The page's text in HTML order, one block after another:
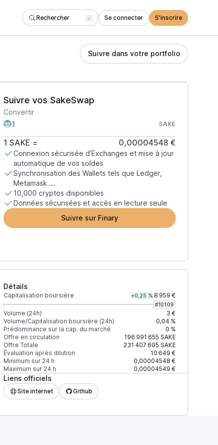
Rechercher / Se connecter S'inscrire
Suivre dans votre portfolio
Suivre vos SakeSwap
Convertir
SAKE
1 SAKE = 0,00004548 €
Connexion sécurisée d’Exchanges et mise à jour
automatique de vos soldes
Synchronisation des Wallets tels que Ledger,
Metamask ...
10,000 cryptos disponibles
Données sécurisées et accès en lecture seule
Suivre sur Finary
Détails
Capitalisation boursière +0,25 % 8 959 €
#10109
Volume (24h)
3 €
Volume/Capitalisation boursière (24h)
0,04 %
Prédominance sur la cap. du marché
0 %
Offre en circulation
196 991 655 SAKE
Offre Totale
231 407 605 SAKE
Évaluation après dilution
10 649 €
Minimum sur 24 h
0,00004548 €
Maximum sur 24 h
0,00004549 €
Liens officiels
Site internet Github
+2% depth
0,00005239 $